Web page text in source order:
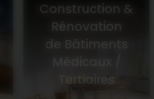
Construction &
Rénovation
de Bâtiments
Médicaux /
Tertiaires